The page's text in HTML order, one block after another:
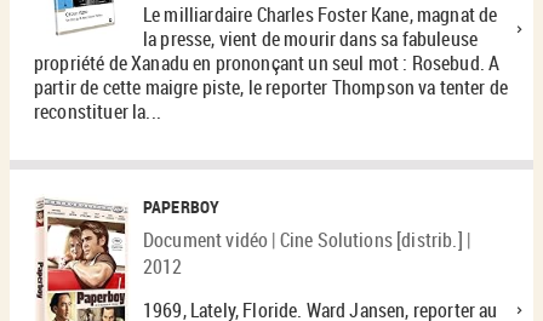
Le milliardaire Charles Foster Kane, magnat de
la presse, vient de mourir dans sa fabuleuse
propriété de Xanadu en prononçant un seul mot : Rosebud. A
partir de cette maigre piste, le reporter Thompson va tenter de
reconstituer la...
PAPERBOY
Document vidéo | Cine Solutions [distrib.] |
2012
1969, Lately, Floride. Ward Jansen, reporter au